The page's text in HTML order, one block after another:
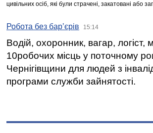
цивільних осіб, які були страчені, закатовані або
Робота без бар’єрів 15:14
Водій, охоронник, вагар,
10робочих місць у поточному
Чернігівщини для людей з
програми служби зайнятості.